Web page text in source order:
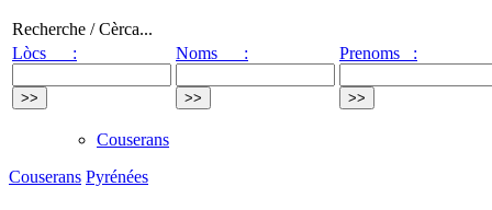
Recherche / Cèrca...
Lòcs :
Noms : Prenoms :
Couserans
Couserans Pyrénées